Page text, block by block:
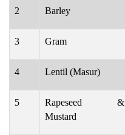
2 Barley
3 Gram
4 Lentil (Masur)
5
Rapeseed &
Mustard